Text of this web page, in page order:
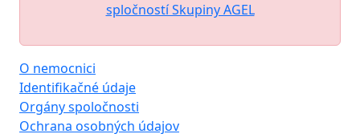
spločností Skupiny AGEL
O nemocnici
Identifikačné údaje
Orgány spoločnosti
Ochrana osobných údajov